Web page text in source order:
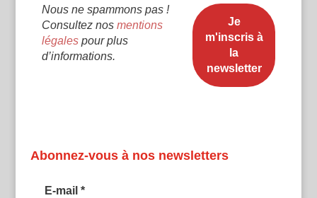
Nous ne spammons pas !
Consultez nos mentions
légalespour plus
d’informations.
Abonnez-vous à nos newsletters
E-mail *